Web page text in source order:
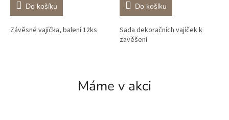
Do košíku
Závěsné vajíčka, balení 12ks
Do košíku
Sada dekoračních vajíček k
zavěšení
Máme v akci